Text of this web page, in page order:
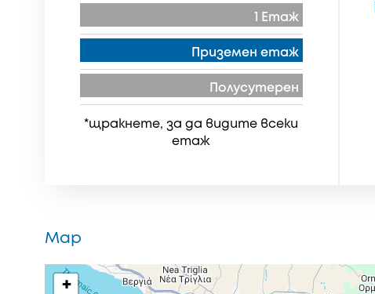
1 Етаж
Приземен етаж
Полусутерен
*щракнете, за да видите всеки
етаж
Map
+